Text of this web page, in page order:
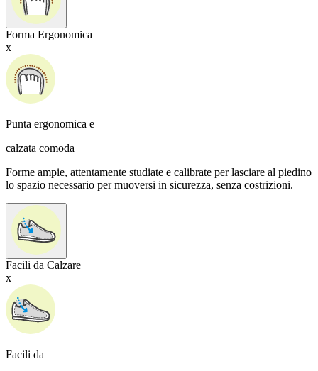
Forma Ergonomica
x
Punta ergonomica e
calzata comoda
Forme ampie, attentamente studiate e calibrate per lasciare al piedino
lo spazio necessario per muoversi in sicurezza, senza costrizioni.
Facili da Calzare
x
Facili da